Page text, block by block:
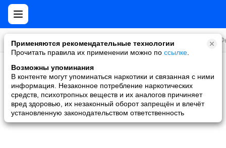
Все игры
Применяются рекомендательные технологии
Прочитать правила их применении можно по ссылке
Возможны упоминания
В контенте могут упоминаться наркотики и связанная с ними
информация. Незаконное потребление наркотических
средств, психотропных веществ и их аналогов причиняет
вред здоровью, их незаконный оборот запрещён и влечёт
установленную законодательством ответственность
Скидки и акции
Ни одной игры не найдено